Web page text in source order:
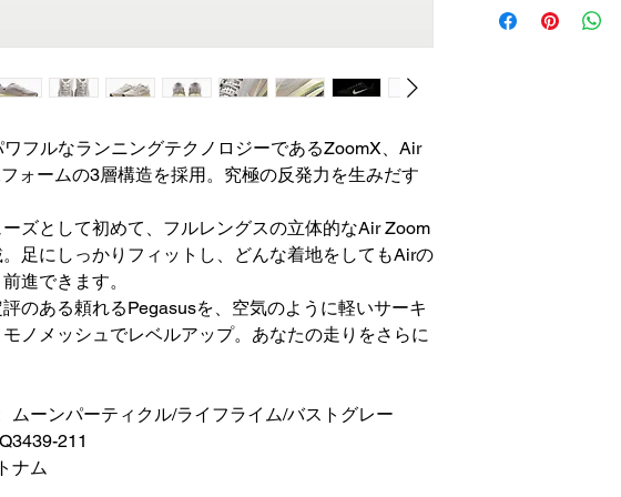
フルなランニングテクノロジーであるZoomX、Air
ォームの3層構造を採用。究極の反発力を生みだす
ズとして初めて、フルレングスの立体的なAir Zoom
足にしっかりフィットし、どんな着地をしてもAirの
進できます。
のある頼れるPegasusを、空気のように軽いサーキ
モノメッシュでレベルアップ。あなたの走りをさらに
ムーンパーティクル/ライフライム/バストグレー
211
ナム
以内の返信を心がけ